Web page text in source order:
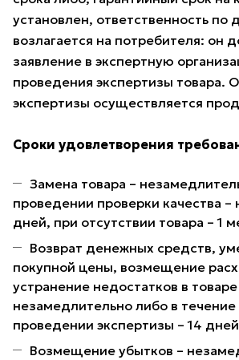
установлен, ответственность по
возлагается на потребителя: он
заявление в экспертную
проведения экспертизы товара.
экспертизы осуществляется
Сроки удовлетворения
Замена товара –
проведении проверки качества –
дней, при отсутствии товара – 1
Возврат денежных средств,
покупной цены, возмещение
устранение недостатков в товаре
незамедлительно либо в
проведении экспертизы – 14
Возмещение убытков –